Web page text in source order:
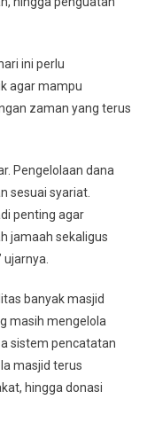
ini perlu
agar mampu
zaman yang terus
Pengelolaan dana
sesuai syariat.
penting agar
jamaah sekaligus
ujarnya.
banyak masjid
masih mengelola
sistem pencatatan
masjid terus
hingga donasi